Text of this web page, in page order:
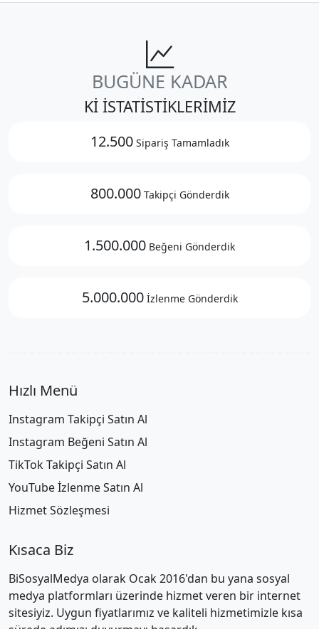
BUGÜNE KADAR
Kİ İSTATİSTİKLERİMİZ
12.500 Sipariş Tamamladık
800.000 Takipçi Gönderdik
1.500.000 Beğeni Gönderdik
5.000.000 İzlenme Gönderdik
Hızlı Menü
Instagram Takipçi Satın Al
Instagram Beğeni Satın Al
TikTok Takipçi Satın Al
YouTube İzlenme Satın Al
Hizmet Sözleşmesi
Kısaca Biz
BiSosyalMedya olarak Ocak 2016'dan bu yana sosyal
medya platformları üzerinde hizmet veren bir internet
sitesiyiz. Uygun fiyatlarımız ve kaliteli hizmetimizle kısa